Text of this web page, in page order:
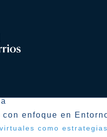
con enfoque en
como